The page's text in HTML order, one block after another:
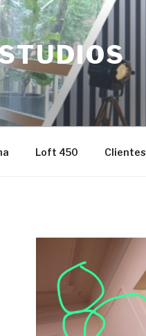
Loft 450 Clientes